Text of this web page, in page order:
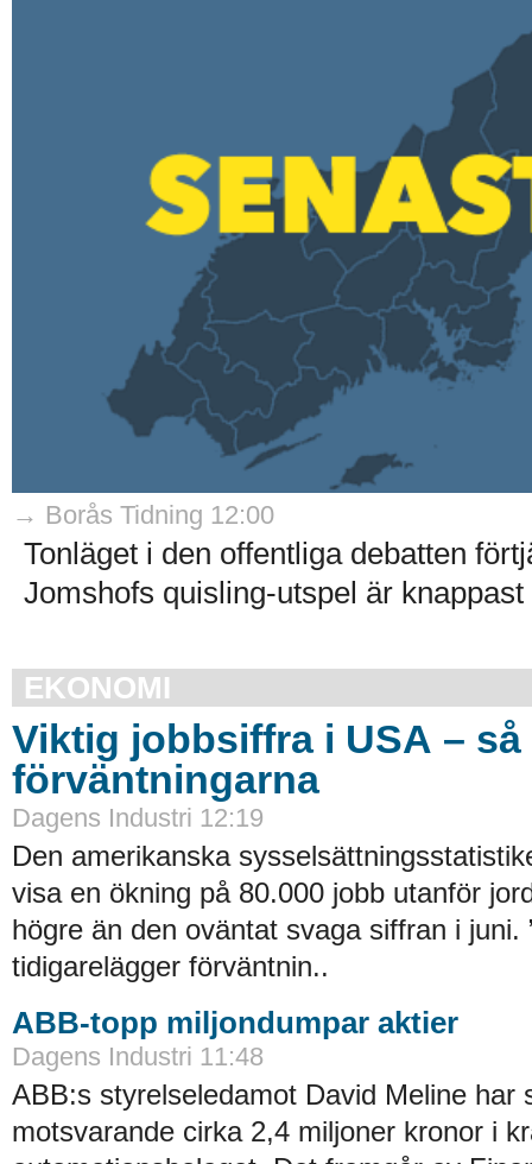
→ Borås Tidning 12:00
Tonläget i den offentliga debatten
Jomshofs quisling-utspel är
EKONOMI
Viktig jobbsiffra i USA – så
förväntningarna
Dagens Industri 12:19
Den amerikanska
visa en ökning på 80.000 jobb utanför
högre än den oväntat svaga siffran i juni.
tidigarelägger förväntnin..
ABB-topp miljondumpar aktier
Dagens Industri 11:48
ABB:s styrelseledamot David Meline har
motsvarande cirka 2,4 miljoner kronor i